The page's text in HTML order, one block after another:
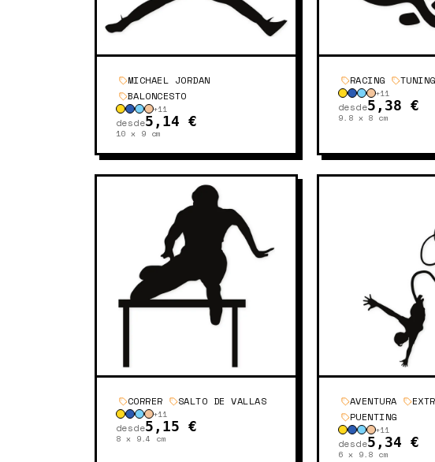
MICHAEL JORDAN
BALONCESTO
+11
desde5,14 €
10 x 9 cm
RACING TUNING
+11
desde5,38 €
9.8 x 8 cm
CORRER SALTO DE VALLAS
+11
desde5,15 €
8 x 9.4 cm
AVENTURA
PUENTING
+11
desde5,34 €
6 x 9.8 cm